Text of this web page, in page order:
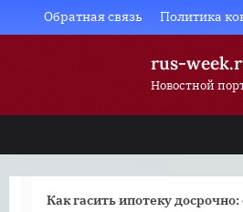
to
Обратная связь Политика
rus-
Новостной
Как гасить ипотеку